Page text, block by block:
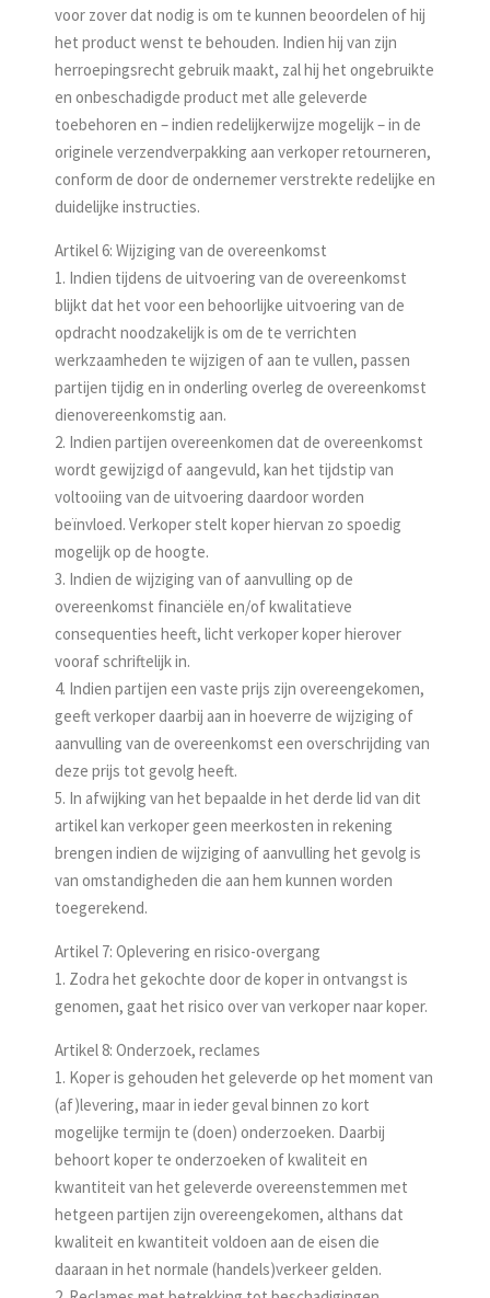
voor zover dat nodig is om te kunnen beoordelen of hij
het product wenst te behouden. Indien hij van zijn
herroepingsrecht gebruik maakt, zal hij het ongebruikte
en onbeschadigde product met alle geleverde
toebehoren en – indien redelijkerwijze mogelijk – in de
originele verzendverpakking aan verkoper retourneren,
conform de door de ondernemer verstrekte redelijke en
duidelijke instructies.
Artikel 6: Wijziging van de overeenkomst
1. Indien tijdens de uitvoering van de overeenkomst
blijkt dat het voor een behoorlijke uitvoering van de
opdracht noodzakelijk is om de te verrichten
werkzaamheden te wijzigen of aan te vullen, passen
partijen tijdig en in onderling overleg de overeenkomst
dienovereenkomstig aan.
2. Indien partijen overeenkomen dat de overeenkomst
wordt gewijzigd of aangevuld, kan het tijdstip van
voltooiing van de uitvoering daardoor worden
beïnvloed. Verkoper stelt koper hiervan zo spoedig
mogelijk op de hoogte.
3. Indien de wijziging van of aanvulling op de
overeenkomst financiële en/of kwalitatieve
consequenties heeft, licht verkoper koper hierover
vooraf schriftelijk in.
4. Indien partijen een vaste prijs zijn overeengekomen,
geeft verkoper daarbij aan in hoeverre de wijziging of
aanvulling van de overeenkomst een overschrijding van
deze prijs tot gevolg heeft.
5. In afwijking van het bepaalde in het derde lid van dit
artikel kan verkoper geen meerkosten in rekening
brengen indien de wijziging of aanvulling het gevolg is
van omstandigheden die aan hem kunnen worden
toegerekend.
Artikel 7: Oplevering en risico-overgang
1. Zodra het gekochte door de koper in ontvangst is
genomen, gaat het risico over van verkoper naar koper.
Artikel 8: Onderzoek, reclames
1. Koper is gehouden het geleverde op het moment van
(af)levering, maar in ieder geval binnen zo kort
mogelijke termijn te (doen) onderzoeken. Daarbij
behoort koper te onderzoeken of kwaliteit en
kwantiteit van het geleverde overeenstemmen met
hetgeen partijen zijn overeengekomen, althans dat
kwaliteit en kwantiteit voldoen aan de eisen die
daaraan in het normale (handels)verkeer gelden.